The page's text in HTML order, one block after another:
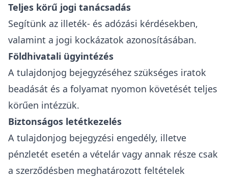
Teljes körű jogi tanácsadás
Segítünk az illeték- és adózási kérdésekben,
valamint a jogi kockázatok azonosításában.
Földhivatali ügyintézés
A tulajdonjog bejegyzéséhez szükséges iratok
beadását és a folyamat nyomon követését teljes
körűen intézzük.
Biztonságos letétkezelés
A tulajdonjog bejegyzési engedély, illetve
pénzletét esetén a vételár vagy annak része csak
a szerződésben meghatározott feltételek